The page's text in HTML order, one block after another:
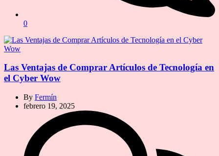
0
Las Ventajas de Comprar Artículos de Tecnología en
el Cyber Wow
By Fermín
febrero 19, 2025